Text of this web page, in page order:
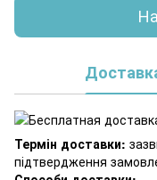
Термін доставки:
підтвердження